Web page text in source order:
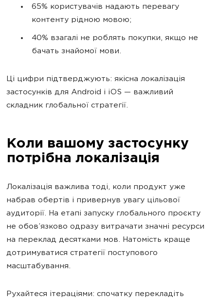
65% користувачів надають перевагу
контенту рідною мовою;
40% взагалі не роблять покупки, якщо не
бачать знайомої мови.
Ці цифри підтверджують: якісна локалізація
застосунків для Android і iOS — важливий
складник глобальної стратегії.
Коли вашому застосунку
потрібна локалізація
Локалізація важлива тоді, коли продукт уже
набрав обертів і привернув увагу цільової
аудиторії. На етапі запуску глобального проєкту
не обов’язково одразу витрачати значні ресурси
на переклад десятками мов. Натомість краще
дотримуватися стратегії поступового
масштабування.
Рухайтеся ітераціями: спочатку перекладіть